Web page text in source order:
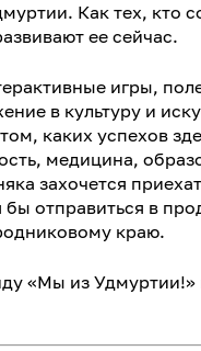
Как тех, кто
ее сейчас.
игры,
в культуру и
каких успехов
медицина,
захочется
бы отправиться в
краю.
«Мы из